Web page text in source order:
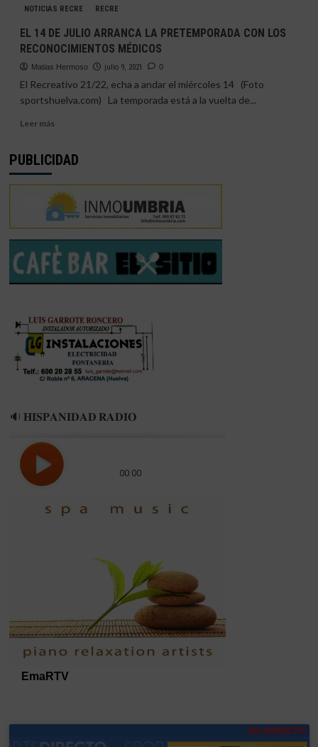
JUGADORAS
COMIENZAN
A
PASAR
LOS
MÉDICOS
NOTICIAS RECRE RECRE
EL 14 DE JULIO ARRANCA LA PRETEMPORADA CON LOS
RECONOCIMIENTOS MÉDICOS
Matias Hermoso julio 9, 2021 0
El Recreativo 21/22, echa a andar el miércoles 14 (Foto
sportshuelva.com) La temporada está a la vuelta de...
Leer másLeer
EL
DE
JULIO
ARRANCA
LA
PRETEMPORADA
CON
LOS
RECONOCIMIENTOS
PUBLICIDAD
🔉 𝐇𝐈𝐒𝐏𝐀𝐍𝐈𝐃𝐀𝐃 𝐑𝐀𝐃𝐈𝐎